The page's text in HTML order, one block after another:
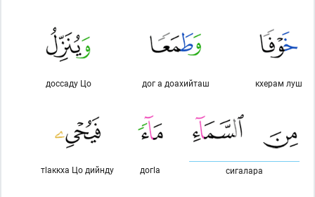
кхерам луш
дог а доахийташ
доссаду Цо
сигалара
догlа
тlаккха Цо дийнду